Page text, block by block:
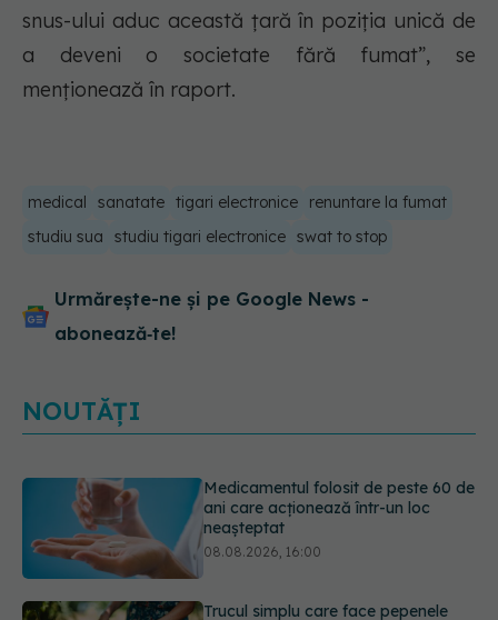
snus-ului aduc această țară în poziția unică de
a deveni o societate fără fumat”, se
menționează în raport.
medical sanatate tigari electronice
renuntare la fumat
studiu sua
studiu tigari electronice swat to stop
Urmărește-ne și pe Google News -
abonează‑te!
NOUTĂȚI
Trucul simplu care face pepenele
verde mult mai ușor de tăiat
08.08.2026, 15:32
Diagnosticele de autism la fete au